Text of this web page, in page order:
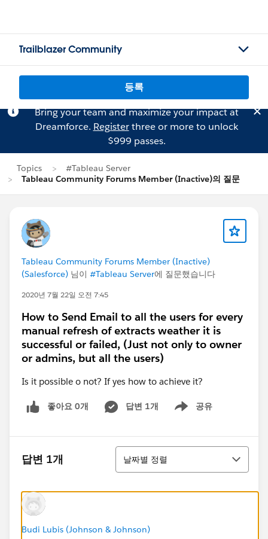
Trailblazer Community
등록
Bring your team and maximize your impact at
Dreamforce. Registerthree or more to unlock
$999 passes.
Topics
#Tableau Server
Tableau Community Forums Member (Inactive)의 질문
Tableau Community Forums Member (Inactive)
(Salesforce) 님이 #Tableau Server에 질문했습니다
2020년 7월 22일 오전 7:45
How to Send Email to all the users for every
manual refresh of extracts weather it is
successful or failed, (Just not only to owner
or admins, but all the users)
Is it possible o not? If yes how to achieve it?
좋아요 0개 답변 1개 공유
Show menu
답변 1개
정렬
날짜별 정렬
Budi Lubis (Johnson & Johnson)